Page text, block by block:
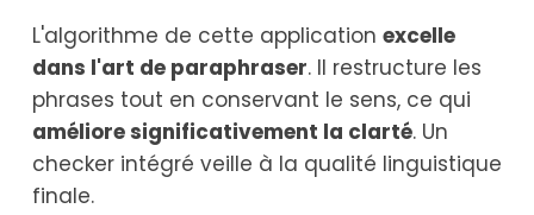
L'algorithme de cette application excelle
dans l'art de paraphraser. Il restructure les
phrases tout en conservant le sens, ce qui
améliore significativement la clarté. Un
checker intégré veille à la qualité linguistique
finale.